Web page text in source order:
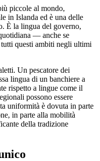
piccole al mondo,
in Islanda ed è una delle
È la lingua del governo,
— anche se
questi ambiti negli ultimi
Un pescatore dei
lingua di un banchiere a
rispetto a lingue come il
possono essere
uniformità è dovuta in parte
in parte alla mobilità
della tradizione